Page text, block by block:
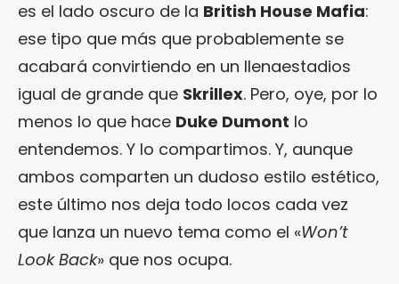
es el lado oscuro de la British House Mafia:
ese tipo que más que probablemente se
acabará convirtiendo en un llenaestadios
igual de grande que Skrillex. Pero, oye, por lo
menos lo que hace Duke Dumont lo
entendemos. Y lo compartimos. Y, aunque
ambos comparten un dudoso estilo estético,
este último nos deja todo locos cada vez
que lanza un nuevo tema como el «Won’t
Look Back» que nos ocupa.